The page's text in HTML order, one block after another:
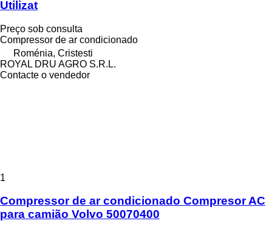
Utilizat
Preço sob consulta
Compressor de ar condicionado
Roménia, Cristesti
ROYAL DRU AGRO S.R.L.
Contacte o vendedor
1
Compressor de ar condicionado Compresor AC
para camião Volvo 50070400